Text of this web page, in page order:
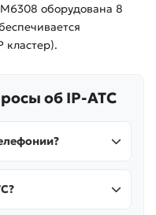
оборудована 8
кластер).
об IP-АТС